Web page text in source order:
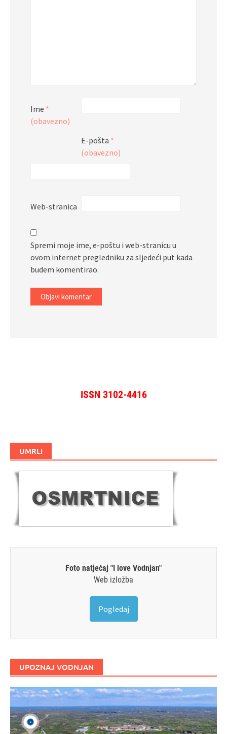
Ime *
(obavezno)
E-pošta *
(obavezno)
Web-stranica
Spremi moje ime, e-poštu i web-stranicu u
ovom internet pregledniku za sljedeći put kada
budem komentirao.
ISSN 3102-4416
UMRLI
Foto natječaj "I love Vodnjan"
Web izložba
Pogledaj
UPOZNAJ VODNJAN